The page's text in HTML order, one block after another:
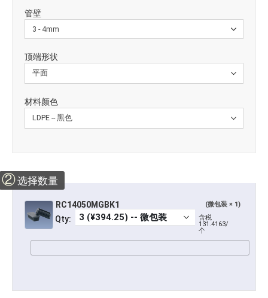
管壁
顶端形状
材料颜色
②选择数量
RC14050MGBK1 (微包装 × 1)
Qty:
含税
131.4163/
个